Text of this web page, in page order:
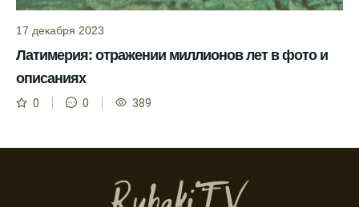
учитывает прогноз клева.
Благодаря фазам луны, я всегда могу
выбирать оптимальное время для рыбной
ловли.
Способ предсказать клев рыбы включает в
17 декабря 2023
Латимерия: отражении миллионов лет в фото и
описаниях
0 0 389